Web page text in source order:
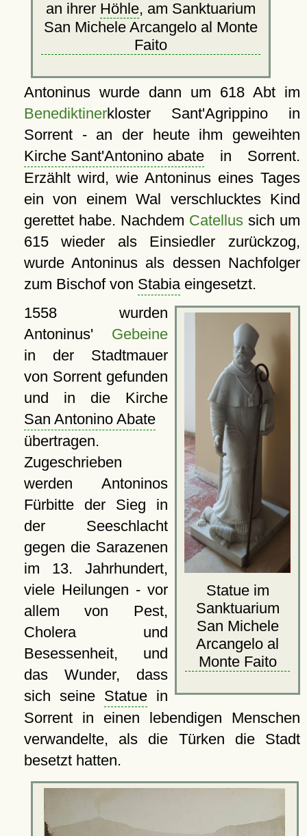
an ihrer Höhle, am Sanktuarium
San Michele Arcangelo al Monte
Faito
Antoninus wurde dann um 618 Abt im
Benediktinerkloster Sant'Agrippino in
Sorrent - an der heute ihm geweihten
Kirche Sant'Antonino abatein Sorrent.
Erzählt wird, wie Antoninus eines Tages
ein von einem Wal verschlucktes Kind
gerettet habe. Nachdem Catellussich um
615 wieder als Einsiedler zurückzog,
wurde Antoninus als dessen Nachfolger
zum Bischof von Stabiaeingesetzt.
Statue im
Sanktuarium
San Michele
Arcangelo al
Monte Faito
1558 wurden
Antoninus' Gebeine
in der Stadtmauer
von Sorrent gefunden
und in die Kirche
San Antonino Abate
übertragen.
Zugeschrieben
werden Antoninos
Fürbitte der Sieg in
der Seeschlacht
gegen die Sarazenen
im 13. Jahrhundert,
viele Heilungen - vor
allem von Pest,
Cholera und
Besessenheit, und
das Wunder, dass
sich seine Statuein
Sorrent in einen lebendigen Menschen
verwandelte, als die Türken die Stadt
besetzt hatten.